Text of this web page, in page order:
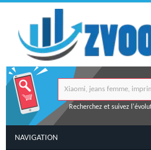
Recherchez et suivez
NAVIGATION